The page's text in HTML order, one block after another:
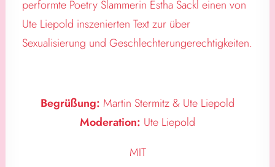
performte Poetry Slammerin Estha Sackl einen von
Ute Liepold inszenierten Text zur über
Sexualisierung und Geschlechterungerechtigkeiten.
Begrüßung: Martin Stermitz & Ute Liepold
Moderation: Ute Liepold
MIT